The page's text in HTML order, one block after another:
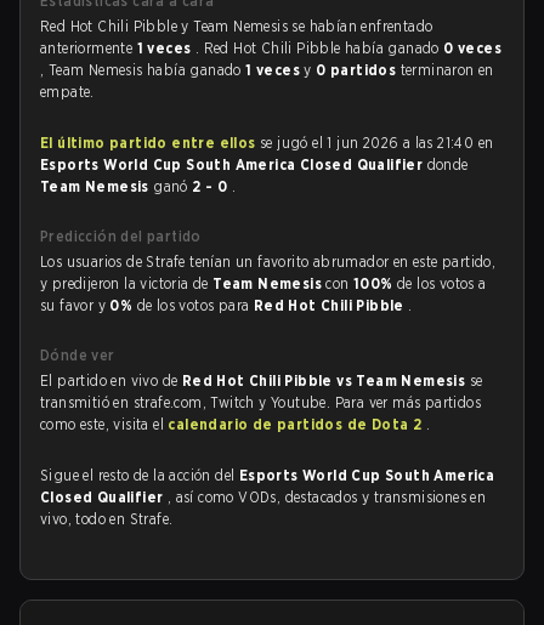
Red Hot Chili Pibble y Team Nemesis se habían enfrentado
anteriormente 1 veces . Red Hot Chili Pibble había ganado 0 veces
, Team Nemesis había ganado1 vecesy 0 partidos terminaron en
empate.
El último partido entre ellos se jugó el 1 jun 2026 a las 21:40 en
Esports World Cup South America Closed Qualifier donde
Team Nemesis ganó 2 - 0 .
Predicción del partido
Los usuarios de Strafe tenían un favorito abrumador en este partido,
y predijeron la victoria de Team Nemesiscon100%de los votos a
su favor y 0% de los votos para Red Hot Chili Pibble .
Dónde ver
El partido en vivo de Red Hot Chili Pibble vs Team Nemesis se
transmitió en strafe.com, Twitch y Youtube. Para ver más partidos
como este, visita el calendario de partidos de Dota 2 .
Sigue el resto de la acción del Esports World Cup South America
Closed Qualifier , así como VODs, destacados y transmisiones en
vivo, todo en Strafe.